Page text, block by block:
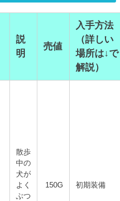
説
明
売値
入手方法
（詳しい
場所は↓で
解説）
散歩
中の
犬が
よく
ぶつ
150G 初期装備